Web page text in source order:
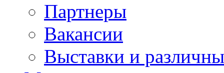
Партнеры
Вакансии
Выставки и